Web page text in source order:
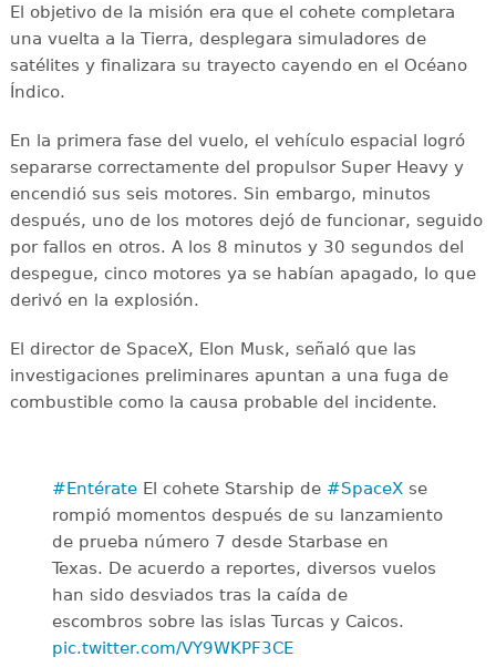
El objetivo de la misión era que el cohete completara
una vuelta a la Tierra, desplegara simuladores de
satélites y finalizara su trayecto cayendo en el Océano
Índico.
En la primera fase del vuelo, el vehículo espacial logró
separarse correctamente del propulsor Super Heavy y
encendió sus seis motores. Sin embargo, minutos
después, uno de los motores dejó de funcionar, seguido
por fallos en otros. A los 8 minutos y 30 segundos del
despegue, cinco motores ya se habían apagado, lo que
derivó en la explosión.
El director de SpaceX, Elon Musk, señaló que las
investigaciones preliminares apuntan a una fuga de
combustible como la causa probable del incidente.
#Entérate El cohete Starship de #SpaceX se
rompió momentos después de su lanzamiento
de prueba número 7 desde Starbase en
Texas. De acuerdo a reportes, diversos vuelos
han sido desviados tras la caída de
escombros sobre las islas Turcas y Caicos.
pic.twitter.com/VY9WKPF3CE